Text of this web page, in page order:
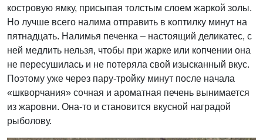
костровую ямку, присыпая толстым слоем жаркой золы.
Но лучше всего налима отправить в коптилку минут на
пятнадцать. Налимья печенка – настоящий деликатес, с
ней медлить нельзя, чтобы при жарке или копчении она
не пересушилась и не потеряла свой изысканный вкус.
Поэтому уже через пару-тройку минут после начала
«шкворчания» сочная и ароматная печень вынимается
из жаровни. Она-то и становится вкусной наградой
рыболову.